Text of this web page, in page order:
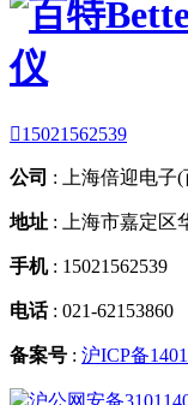
15021562539
公司 : 上海倍迎电
地址 : 上海市嘉定区
手机: 15021562539
电话: 021-62153860
备案号 : 沪ICP备
沪公网安备